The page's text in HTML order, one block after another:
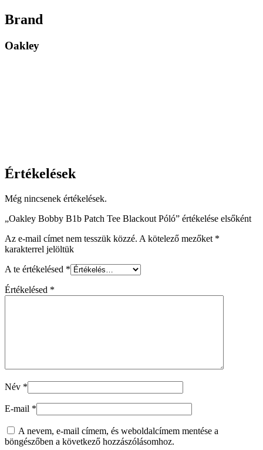
Brand
Oakley
Értékelések
Még nincsenek értékelések.
„Oakley Bobby B1b Patch Tee Blackout Póló” értékelése elsőként
Az e-mail címet nem tesszük közzé. A kötelező mezőket *
karakterrel jelöltük
A te értékelésed *
Értékelésed *
Név *
E-mail *
A nevem, e-mail címem, és weboldalcímem mentése a
böngészőben a következő hozzászólásomhoz.